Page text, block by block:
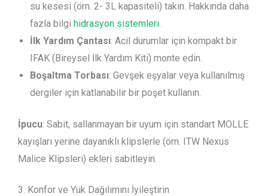
su kesesi (örn. 2- 3L kapasiteli) takın. Hakkında daha
fazla bilgi hidrasyon sistemleri.
İlk Yardım Çantası: Acil durumlar için kompakt bir
IFAK (Bireysel İlk Yardım Kiti) monte edin.
Boşaltma Torbası: Gevşek eşyalar veya kullanılmış
dergiler için katlanabilir bir poşet kullanın.
İpucu: Sabit, sallanmayan bir uyum için standart MOLLE
kayışları yerine dayanıklı klipslerle (örn. ITW Nexus
Malice Klipsleri) ekleri sabitleyin.
3. Konfor ve Yük Dağılımını İyileştirin